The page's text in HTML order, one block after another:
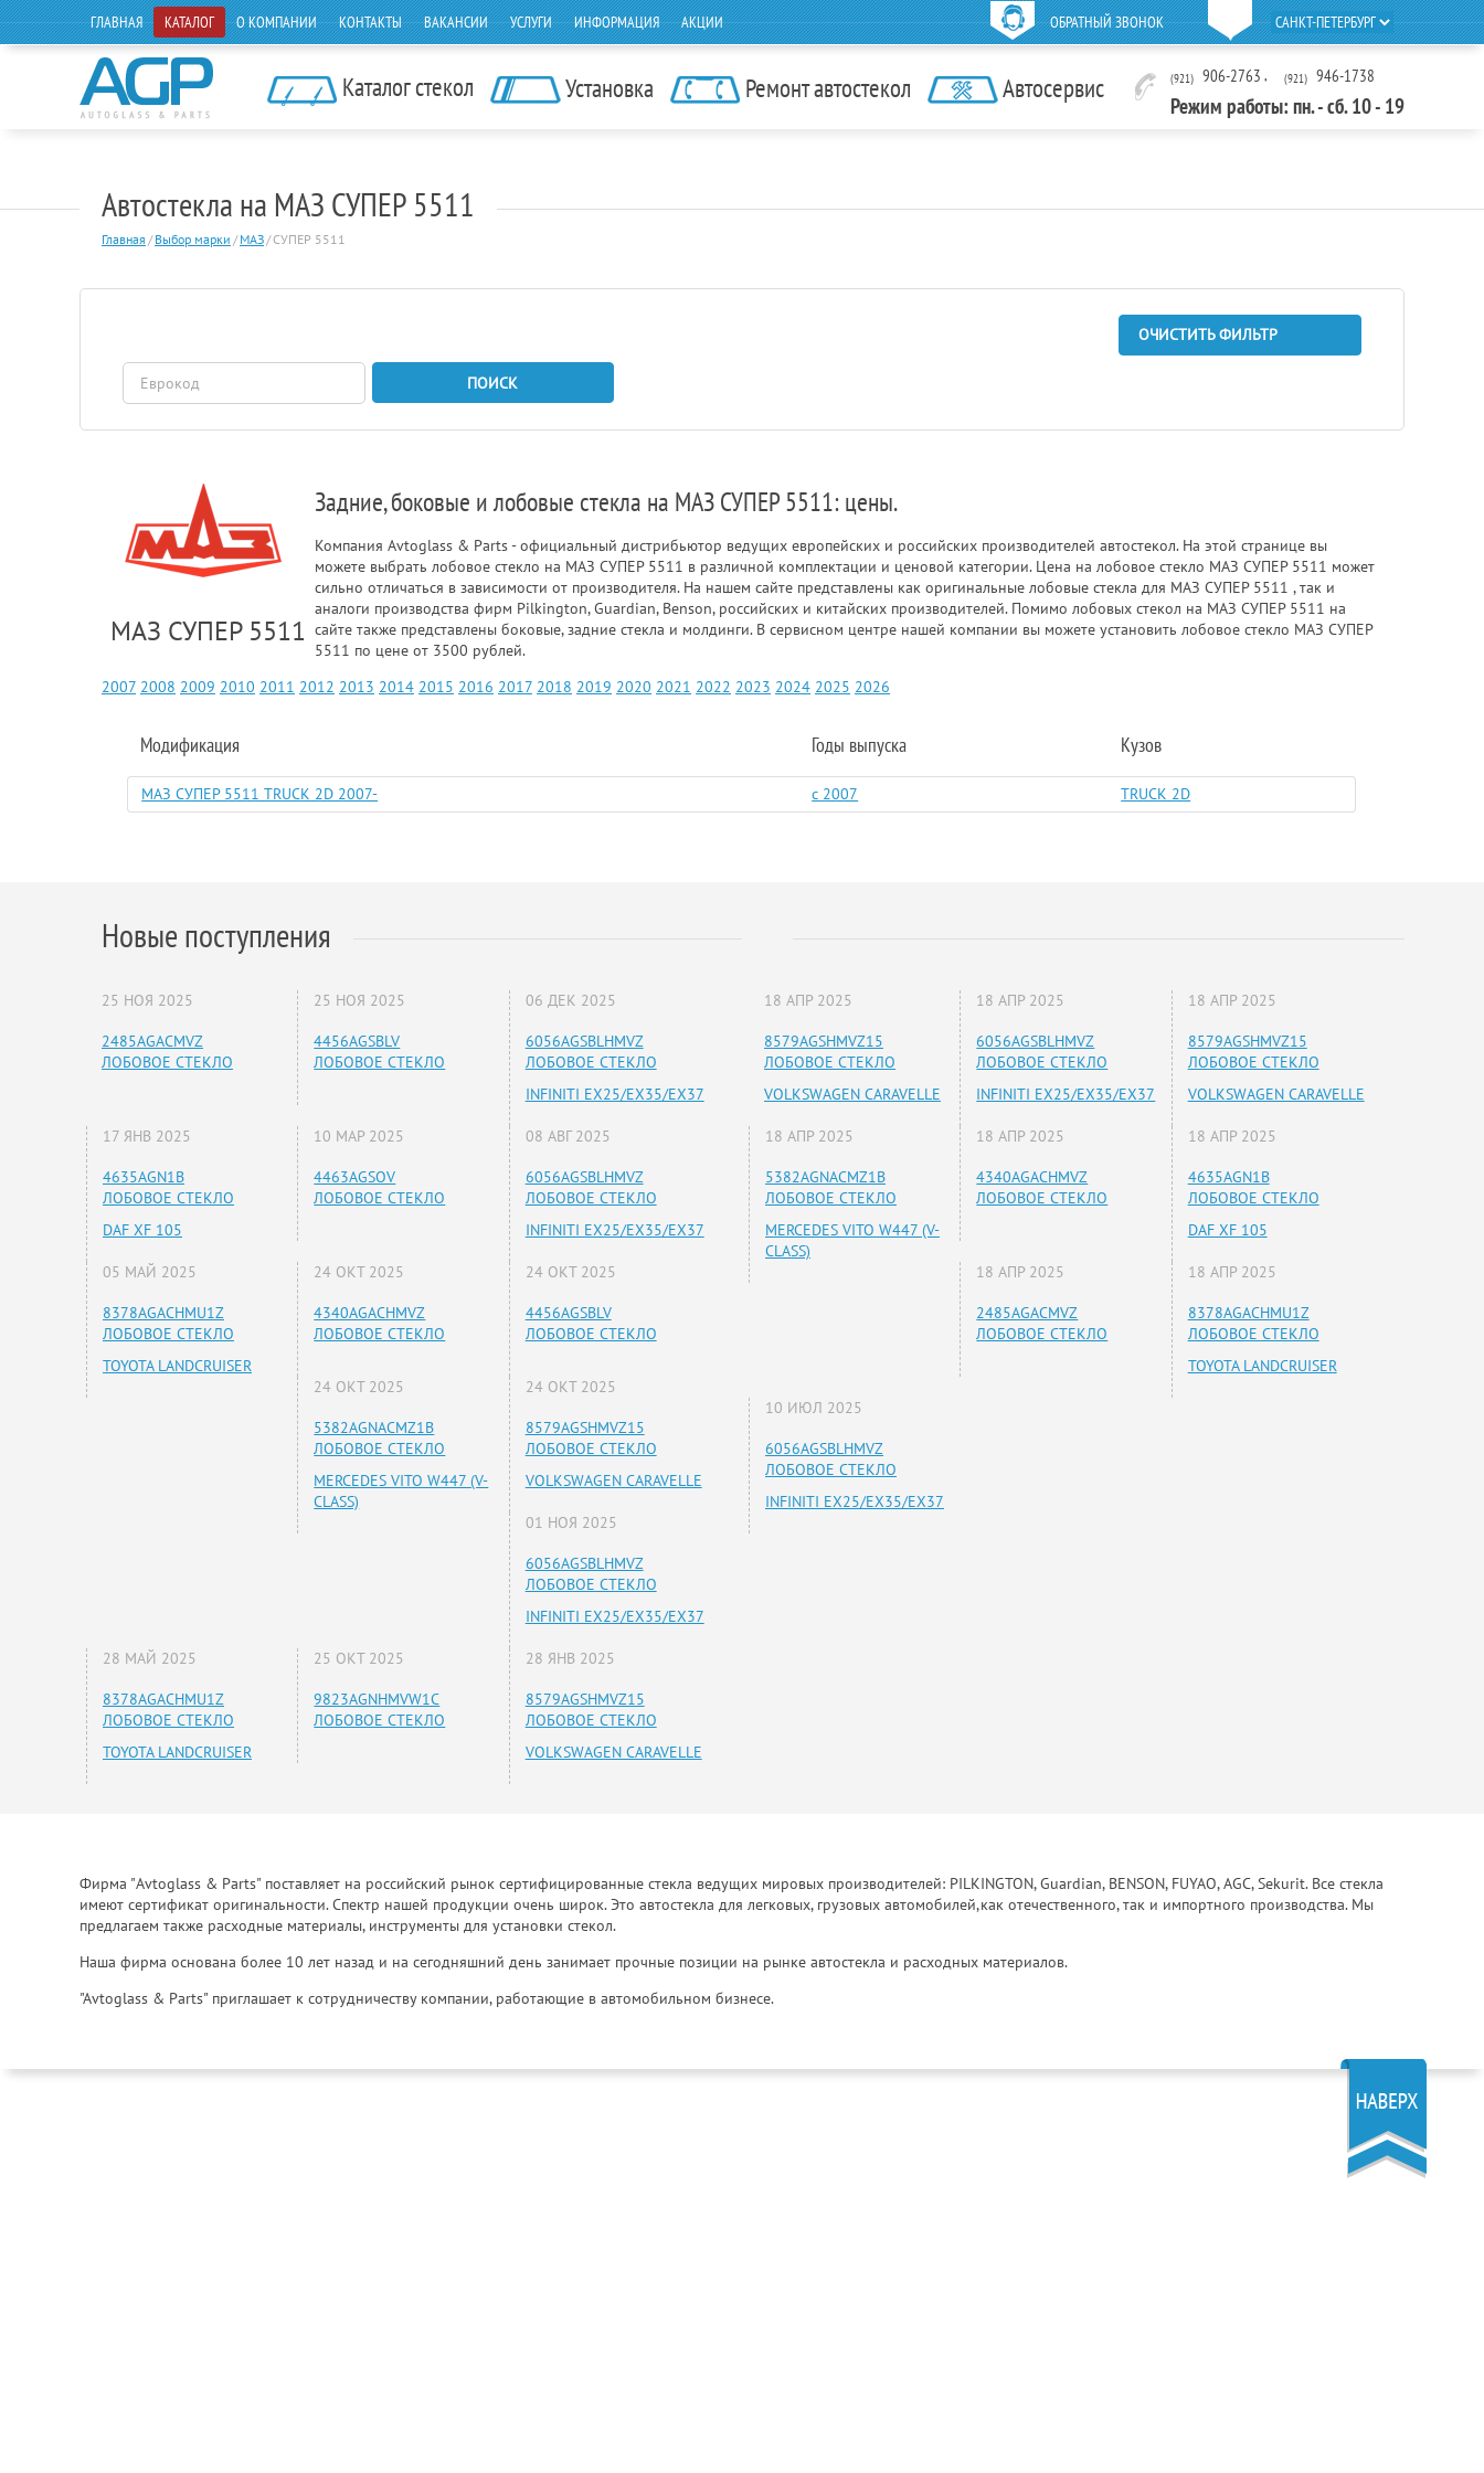
ОБРАТНЫЙ ЗВОНОК
ГЛАВНАЯ КАТАЛОГ О КОМПАНИИ КОНТАКТЫ ВАКАНСИИ УСЛУГИ ИНФОРМАЦИЯ АКЦИИ
Каталог стекол Установка Ремонт автостекол Автосервис (921) 906-2763 , (921) 946-1738
Режим работы: пн. - сб. 10 - 19
Автостекла на МАЗ СУПЕР 5511
Главная / Выбор марки / МАЗ/СУПЕР 5511
ОЧИСТИТЬ ФИЛЬТР
ПОИСК
МАЗ СУПЕР 5511
Задние, боковые и лобовые стекла на МАЗ СУПЕР 5511: цены.
Компания Avtoglass & Parts - официальный дистрибьютор ведущих европейских и российских производителей автостекол. На этой странице вы
можете выбрать лобовое стекло на МАЗ СУПЕР 5511 в различной комплектации и ценовой категории. Цена на лобовое стекло МАЗ СУПЕР 5511 может
сильно отличаться в зависимости от производителя. На нашем сайте представлены как оригинальные лобовые стекла для МАЗ СУПЕР 5511 , так и
аналоги производства фирм Pilkington, Guardian, Benson, российских и китайских производителей. Помимо лобовых стекол на МАЗ СУПЕР 5511 на
сайте также представлены боковые, задние стекла и молдинги. В сервисном центре нашей компании вы можете установить лобовое стекло МАЗ СУПЕР
5511 по цене от 3500 рублей.
2007 2008 2009 2010 2011 2012 2013 2014 2015 2016 2017 2018 2019 2020 2021 2022 2023 2024 2025 2026
Модификация Годы выпуска Кузов
МАЗ СУПЕР 5511 TRUCK 2D 2007- c 2007 TRUCK 2D
Новые поступления
25 НОЯ 2025
2485AGACMVZ
ЛОБОВОЕ СТЕКЛО
25 НОЯ 2025
4456AGSBLV
ЛОБОВОЕ СТЕКЛО
06 ДЕК 2025
6056AGSBLHMVZ
ЛОБОВОЕ СТЕКЛО
INFINITI EX25/EX35/EX37
17 ЯНВ 2025
4635AGN1B
ЛОБОВОЕ СТЕКЛО
DAF XF 105
10 МАР 2025
4463AGSOV
ЛОБОВОЕ СТЕКЛО
08 АВГ 2025
6056AGSBLHMVZ
ЛОБОВОЕ СТЕКЛО
INFINITI EX25/EX35/EX37
05 МАЙ 2025
8378AGACHMU1Z
ЛОБОВОЕ СТЕКЛО
TOYOTA LANDCRUISER
24 ОКТ 2025
4340AGACHMVZ
ЛОБОВОЕ СТЕКЛО
24 ОКТ 2025
4456AGSBLV
ЛОБОВОЕ СТЕКЛО
24 ОКТ 2025
5382AGNACMZ1B
ЛОБОВОЕ СТЕКЛО
MERCEDES VITO W447 (V-
CLASS)
24 ОКТ 2025
8579AGSHMVZ15
ЛОБОВОЕ СТЕКЛО
VOLKSWAGEN CARAVELLE
01 НОЯ 2025
6056AGSBLHMVZ
ЛОБОВОЕ СТЕКЛО
INFINITI EX25/EX35/EX37
28 МАЙ 2025
8378AGACHMU1Z
ЛОБОВОЕ СТЕКЛО
TOYOTA LANDCRUISER
25 ОКТ 2025
9823AGNHMVW1C
ЛОБОВОЕ СТЕКЛО
28 ЯНВ 2025
8579AGSHMVZ15
ЛОБОВОЕ СТЕКЛО
VOLKSWAGEN CARAVELLE
18 АПР 2025
8579AGSHMVZ15
ЛОБОВОЕ СТЕКЛО
VOLKSWAGEN CARAVELLE
18 АПР 2025
6056AGSBLHMVZ
ЛОБОВОЕ СТЕКЛО
INFINITI EX25/EX35/EX37
18 АПР 2025
8579AGSHMVZ15
ЛОБОВОЕ СТЕКЛО
VOLKSWAGEN CARAVELLE
18 АПР 2025
5382AGNACMZ1B
ЛОБОВОЕ СТЕКЛО
MERCEDES VITO W447 (V-
CLASS)
18 АПР 2025
4340AGACHMVZ
ЛОБОВОЕ СТЕКЛО
18 АПР 2025
4635AGN1B
ЛОБОВОЕ СТЕКЛО
DAF XF 105
18 АПР 2025
2485AGACMVZ
ЛОБОВОЕ СТЕКЛО
18 АПР 2025
8378AGACHMU1Z
ЛОБОВОЕ СТЕКЛО
TOYOTA LANDCRUISER
10 ИЮЛ 2025
6056AGSBLHMVZ
ЛОБОВОЕ СТЕКЛО
INFINITI EX25/EX35/EX37
Фирма "Avtoglass & Parts" поставляет на российский рынок сертифицированные стекла ведущих мировых производителей: PILKINGTON, Guardian, BENSON, FUYAO, AGC, Sekurit. Все стекла
имеют сертификат оригинальности. Спектр нашей продукции очень широк. Это автостекла для легковых, грузовых автомобилей,как отечественного, так и импортного производства. Мы
предлагаем также расходные материалы, инструменты для установки стекол.
Наша фирма основана более 10 лет назад и на сегодняшний день занимает прочные позиции на рынке автостекла и расходных материалов.
"Avtoglass & Parts" приглашает к сотрудничеству компании, работающие в автомобильном бизнесе.